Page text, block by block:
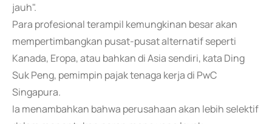
jauh".
Para profesional terampil kemungkinan besar akan
mempertimbangkan pusat-pusat alternatif seperti
Kanada, Eropa, atau bahkan di Asia sendiri, kata Ding
Suk Peng, pemimpin pajak tenaga kerja di PwC
Singapura.
Ia menambahkan bahwa perusahaan akan lebih selektif